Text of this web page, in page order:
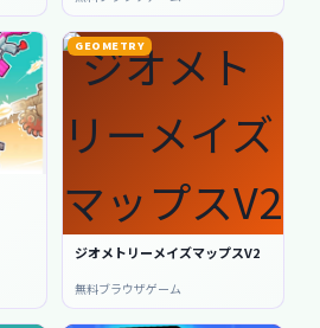
GEOMETRY
ジオメトリーメイズマップスV2
無料ブラウザゲーム